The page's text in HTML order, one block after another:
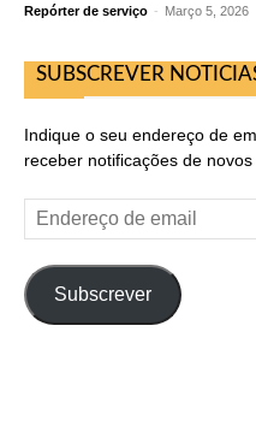
Repórter de serviço - Março 5, 2026
SUBSCREVER
Indique o seu endereço de
receber notificações de
Endereço
de
Subscrever